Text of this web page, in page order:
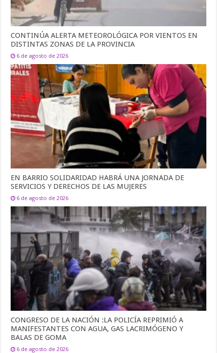
CONTINÚA ALERTA METEOROLÓGICA POR VIENTOS EN
DISTINTAS ZONAS DE LA PROVINCIA
6 de agosto de 2026
EN BARRIO SOLIDARIDAD HABRÁ UNA JORNADA DE
SERVICIOS Y DERECHOS DE LAS MUJERES
6 de agosto de 2026
CONGRESO DE LA NACIÓN :LA POLICÍA REPRIMIÓ A
MANIFESTANTES CON AGUA, GAS LACRIMÓGENO Y
BALAS DE GOMA
6 de agosto de 2026